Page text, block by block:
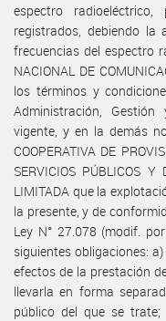
espectro
registrados, debiendo
frecuencias del espectro
NACIONAL DE
los términos y
Administración,
vigente, y en la demás
COOPERATIVA DE
SERVICIOS PÚBLICOS
LIMITADA que la
la presente, y de
Ley N° 27.078 (modif.
siguientes obligaciones:
efectos de la prestación
llevarla en forma
público del que se